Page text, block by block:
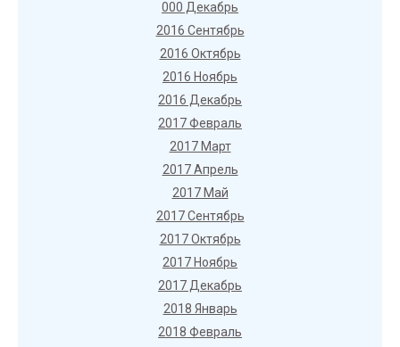
000 Декабрь
2016 Сентябрь
2016 Октябрь
2016 Ноябрь
2016 Декабрь
2017 Февраль
2017 Март
2017 Апрель
2017 Май
2017 Сентябрь
2017 Октябрь
2017 Ноябрь
2017 Декабрь
2018 Январь
2018 Февраль